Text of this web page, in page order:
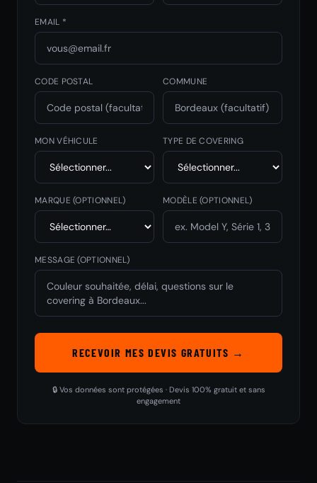
EMAIL *
CODE POSTAL COMMUNE
MON VÉHICULE TYPE DE COVERING
MARQUE(OPTIONNEL) MODÈLE(OPTIONNEL)
MESSAGE (OPTIONNEL)
RECEVOIR MES DEVIS GRATUITS →
🔒 Vos données sont protégées · Devis 100% gratuit et sans
engagement